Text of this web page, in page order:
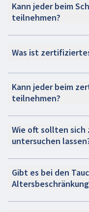
Kann jeder beim
teilnehmen?
Was ist
Kann jeder beim
teilnehmen?
Wie oft sollten
untersuchen
Gibt es bei den